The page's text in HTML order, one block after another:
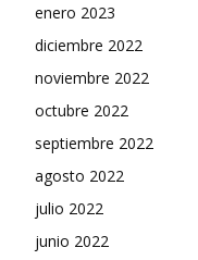
enero 2023
diciembre 2022
noviembre 2022
octubre 2022
septiembre 2022
agosto 2022
julio 2022
junio 2022